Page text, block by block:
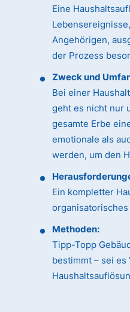
Eine
Angehörigen,
der Prozess
Zweck und
Bei einer
geht es nicht nur
gesamte Erbe
emotionale als
werden, um den
Ein kompletter
Methoden:
Tipp-Topp
bestimmt – sei